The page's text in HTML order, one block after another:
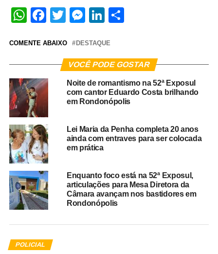
WhatsApp
Facebook
TwitterMessenger
LinkedIn
COMENTE ABAIXO DESTAQUE
VOCÊ PODE GOSTAR
Noite de romantismo na 52ª Exposul
com cantor Eduardo Costa brilhando
em Rondonópolis
Lei Maria da Penha completa 20 anos
ainda com entraves para ser colocada
em prática
Enquanto foco está na 52ª Exposul,
articulações para Mesa Diretora da
Câmara avançam nos bastidores em
Rondonópolis
POLICIAL